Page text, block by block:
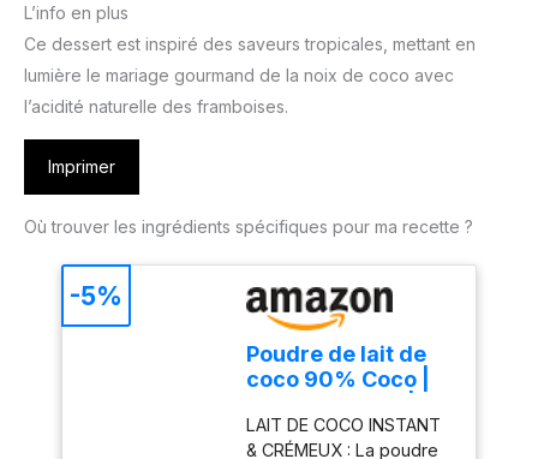
L’info en plus
Ce dessert est inspiré des saveurs tropicales, mettant en
lumière le mariage gourmand de la noix de coco avec
l’acidité naturelle des framboises.
Imprimer
Où trouver les ingrédients spécifiques pour ma recette ?
Poudre de lait de
coco 90% Coco |
Vegan | Sans
LAIT DE COCO INSTANT
& CRÉMEUX : La poudre
-5%